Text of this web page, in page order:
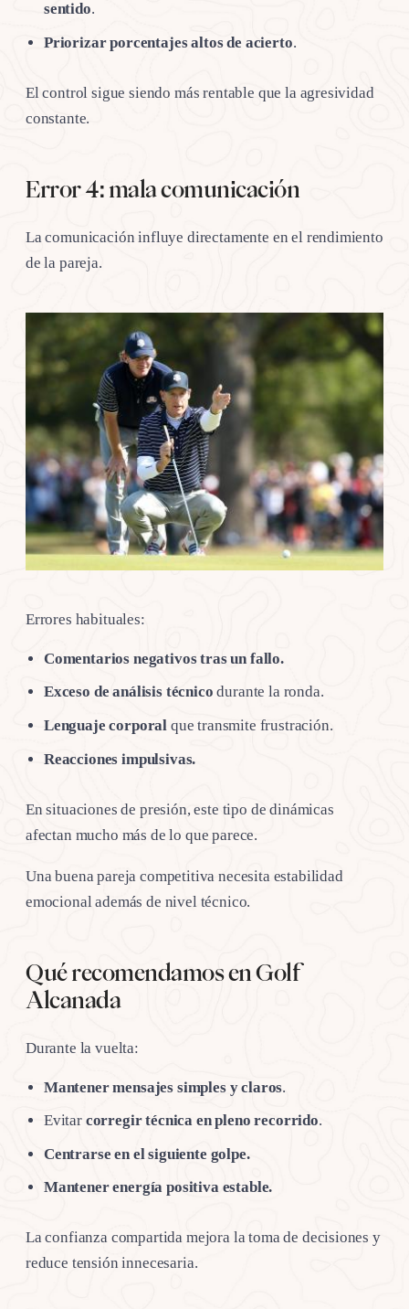
sentido.
Priorizar porcentajes altos de acierto.
El control sigue siendo más rentable que la agresividad
constante.
Error 4: mala comunicación
La comunicación influye directamente en el rendimiento
de la pareja.
Errores habituales:
Comentarios negativos tras un fallo.
Exceso de análisis técnico durante la ronda.
Lenguaje corporal que transmite frustración.
Reacciones impulsivas.
En situaciones de presión, este tipo de dinámicas
afectan mucho más de lo que parece.
Una buena pareja competitiva necesita estabilidad
emocional además de nivel técnico.
Qué recomendamos en Golf
Alcanada
Durante la vuelta:
Mantener mensajes simples y claros.
Evitar corregir técnica en pleno recorrido.
Centrarse en el siguiente golpe.
Mantener energía positiva estable.
La confianza compartida mejora la toma de decisiones y
reduce tensión innecesaria.